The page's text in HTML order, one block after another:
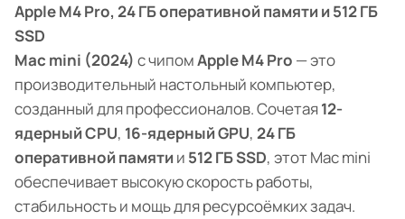
Apple M4 Pro, 24 ГБ оперативной памяти и 512 ГБ
SSD
Mac mini (2024) с чипомApple M4 Pro — это
производительный настольный компьютер,
созданный для профессионалов. Сочетая12-
ядерный CPU, 16-ядерный GPU, 24 ГБ
оперативной памятии 512 ГБ SSD, этот Mac mini
обеспечивает высокую скорость работы,
стабильность и мощь для ресурсоёмких задач.